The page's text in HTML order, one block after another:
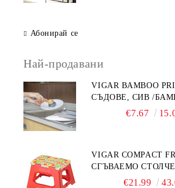
Абонирай се
Най-продавани
VIGAR BAMBOO
СЪДОВЕ, СИВ /
€7.67
VIGAR COMPACT
СГЪВАЕМО
23СМ, ПЛОДОВЕ
€21.99